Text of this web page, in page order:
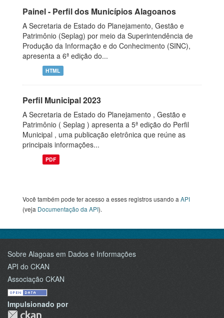
Painel - Perfil dos Municípios Alagoanos
A Secretaria de Estado do Planejamento, Gestão e
Patrimônio (Seplag) por meio da Superintendência de
Produção da Informação e do Conhecimento (SINC),
apresenta a 6ª edição do...
HTML
Perfil Municipal 2023
A Secretaria de Estado do Planejamento , Gestão e
Patrimônio ( Seplag ) apresenta a 5ª edição do Perfil
Municipal , uma publicação eletrônica que reúne as
principais informações...
PDF
Você também pode ter acesso a esses registros usando a API
(veja Documentação da API).
Sobre Alagoas em Dados e Informações
API do CKAN
Associação CKAN
Impulsionado por